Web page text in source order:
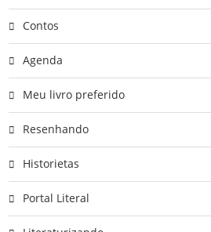
Contos
Agenda
Meu livro preferido
Resenhando
Historietas
Portal Literal